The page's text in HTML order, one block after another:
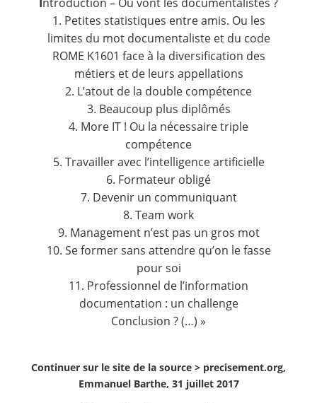
1. Petites statistiques entre amis. Ou les
limites du mot documentaliste et du code
ROME K1601 face à la diversification des
métiers et de leurs appellations
2. L’atout de la double compétence
3. Beaucoup plus diplômés
4. More IT ! Ou la nécessaire triple
compétence
5. Travailler avec l’intelligence artificielle
6. Formateur obligé
7. Devenir un communiquant
8. Team work
9. Management n’est pas un gros mot
10. Se former sans attendre qu’on le fasse
pour soi
11. Professionnel de l’information
documentation : un challenge
Conclusion ? (…) »
Continuer sur le site de la source > precisement.org,
Emmanuel Barthe, 31 juillet 2017